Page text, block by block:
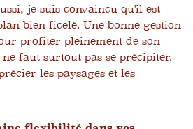
je suis convaincu qu'il est
bien ficelé. Une bonne gestion
profiter pleinement de son
faut surtout pas se précipiter.
les paysages et les